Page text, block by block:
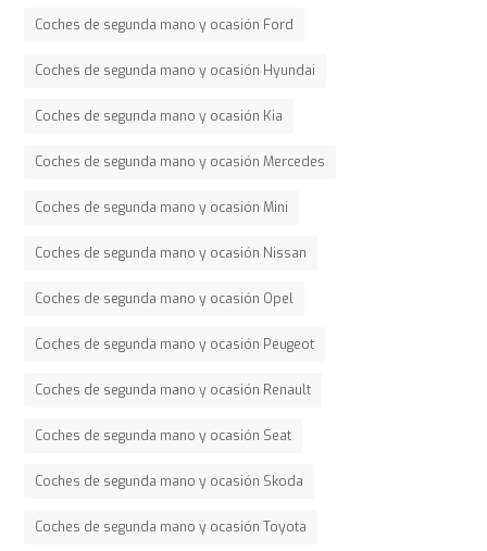
Coches de segunda mano y ocasión Ford
Coches de segunda mano y ocasión Hyundai
Coches de segunda mano y ocasión Kia
Coches de segunda mano y ocasión Mercedes
Coches de segunda mano y ocasión Mini
Coches de segunda mano y ocasión Nissan
Coches de segunda mano y ocasión Opel
Coches de segunda mano y ocasión Peugeot
Coches de segunda mano y ocasión Renault
Coches de segunda mano y ocasión Seat
Coches de segunda mano y ocasión Skoda
Coches de segunda mano y ocasión Toyota